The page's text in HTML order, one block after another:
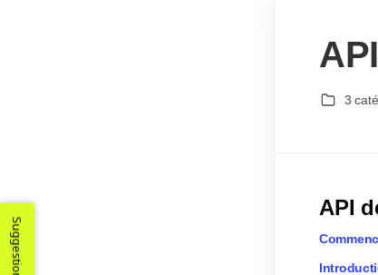
3
API
Suggestions